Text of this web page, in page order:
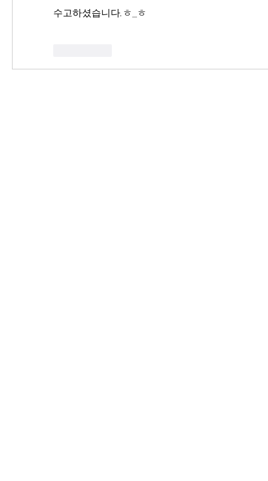
수고하셨습니다.ㅎ_ㅎ